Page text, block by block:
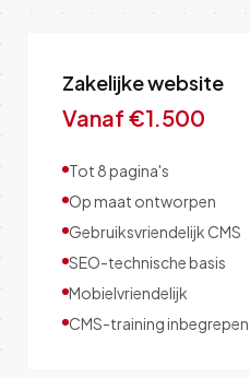
Zakelijke website
Vanaf €1.500
Tot 8 pagina's
Op maat ontworpen
Gebruiksvriendelijk CMS
SEO-technische basis
Mobielvriendelijk
CMS-training inbegrepen